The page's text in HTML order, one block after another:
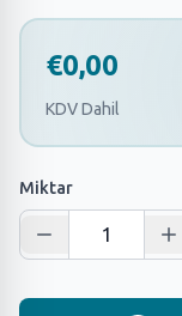
€0,00
KDV Dahil
Miktar